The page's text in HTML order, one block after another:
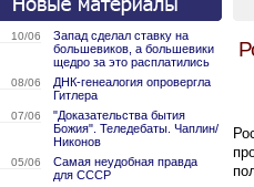
10/06
Запад сделал ставку на
большевиков, а большевики
щедро за это расплатились
08/06
ДНК-генеалогия опровергла
Гитлера
07/06
"Доказательства бытия
Божия". Теледебаты. Чаплин/
Никонов
05/06
Самая неудобная правда
для СССР